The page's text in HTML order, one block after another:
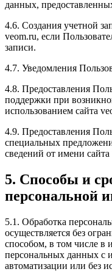
данных,
4.6. Создания учетной
veom.ru, если
записи.
4.7. Уведомления
4.8. Предоставления
поддержки при
использованием сайта
4.9. Предоставления
специальных
сведений от имени сайта
5. Способы и
персональной
5.1. Обработка
осуществляется без
способом, в том числе в
персональных данных с
автоматизации или без